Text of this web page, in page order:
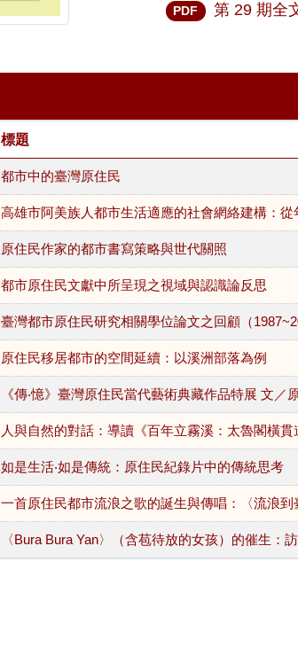
PDF 第 29 期全
標題
都市中的臺灣原住民
高雄市阿美族人都市生活適應的社會網絡建構：
原住民作家的都市書寫策略與世代關照
都市原住民文獻中所呈現之視域與認識論反思
臺灣都市原住民研究相關學位論文之回顧（
原住民移居都市的空間延續：以溪洲部落為例
《傳‧憶》臺灣原住民當代藝術典藏作品特展 文／
人與自然的對話：導讀《百年立霧溪：太魯閣橫貫
如是生活‧如是傳統：原住民紀錄片中的傳統思考
一首原住民都市流浪之歌的誕生與傳唱：〈流浪
〈Bura Bura Yan〉（含苞待放的女孩）的催生：